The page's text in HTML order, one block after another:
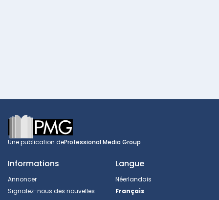
Footer
Une publication deProfessional Media Group
Informations
Annoncer
Signalez-nous des nouvelles
Langue
Néerlandais
Français